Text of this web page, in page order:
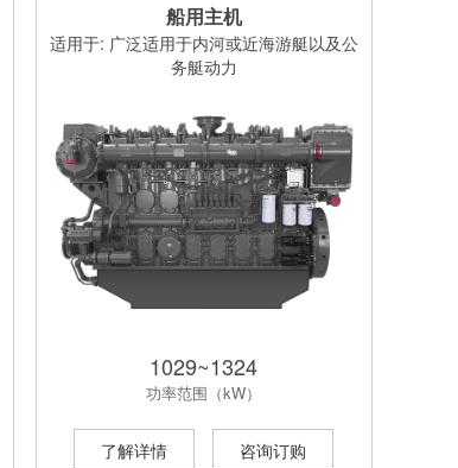
船用主机
适用于: 广泛适用于内河或近海游艇以及公
务艇动力
1029~1324
功率范围（kW）
了解详情 咨询订购